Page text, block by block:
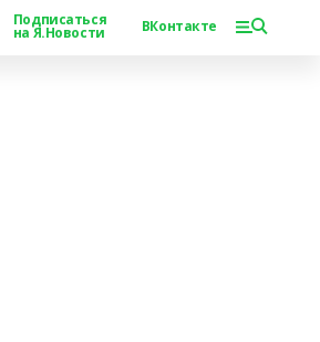
Подписаться
на Я.Новости ВКонтакте